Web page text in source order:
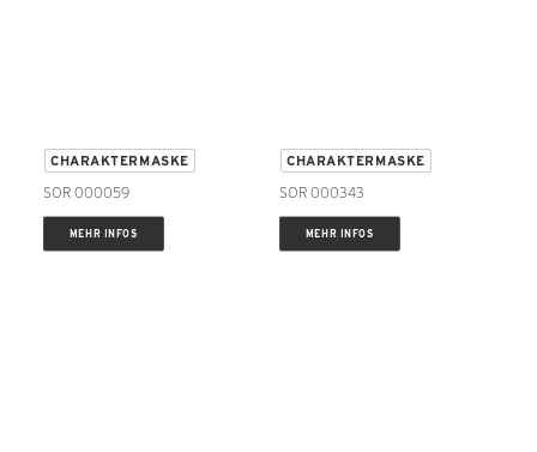
CHARAKTERMASKE
SOR 000059
MEHR INFOS
CHARAKTERMASKE
SOR 000343
MEHR INFOS